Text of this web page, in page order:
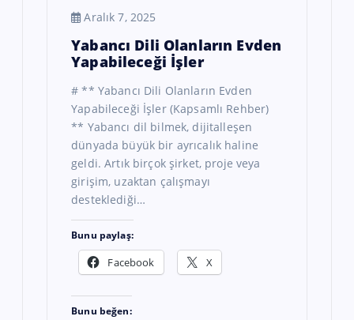
Aralık 7, 2025
Yabancı Dili Olanların Evden
Yapabileceği İşler
# ** Yabancı Dili Olanların Evden
Yapabileceği İşler (Kapsamlı Rehber)
** Yabancı dil bilmek, dijitalleşen
dünyada büyük bir ayrıcalık haline
geldi. Artık birçok şirket, proje veya
girişim, uzaktan çalışmayı
desteklediği…
Bunu paylaş:
Facebook X
Bunu beğen: